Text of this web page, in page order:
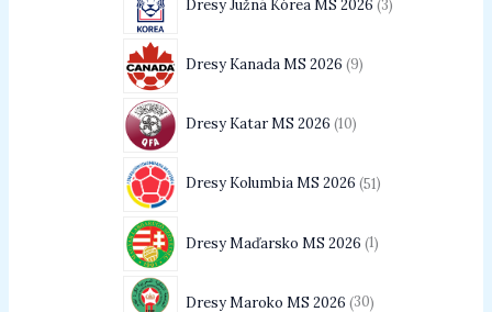
Dresy Južná Kórea MS 2026 3
Dresy Kanada MS 2026 9
Dresy Katar MS 2026 10
Dresy Kolumbia MS 2026 51
Dresy Maďarsko MS 2026 1
Dresy Maroko MS 2026 30